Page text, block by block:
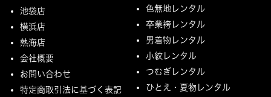
池袋店
横浜店
熱海店
会社概要
お問い合わせ
特定商取引法に基づく表記
色無地レンタル
卒業袴レンタル
男着物レンタル
小紋レンタル
つむぎレンタル
ひとえ・夏物レンタル